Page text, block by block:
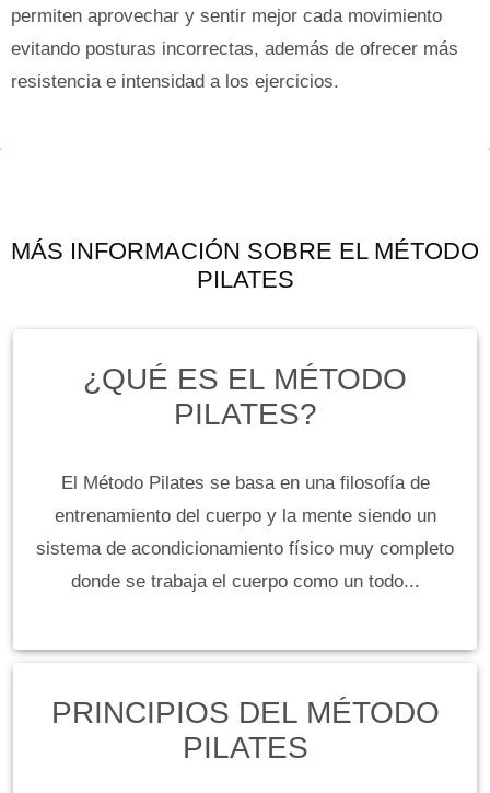
permiten aprovechar y sentir mejor cada movimiento
evitando posturas incorrectas, además de ofrecer más
resistencia e intensidad a los ejercicios.
MÁS INFORMACIÓN SOBRE EL MÉTODO
PILATES
¿QUÉ ES EL MÉTODO
PILATES?
El Método Pilates se basa en una filosofía de
entrenamiento del cuerpo y la mente siendo un
sistema de acondicionamiento físico muy completo
donde se trabaja el cuerpo como un todo...
PRINCIPIOS DEL MÉTODO
PILATES